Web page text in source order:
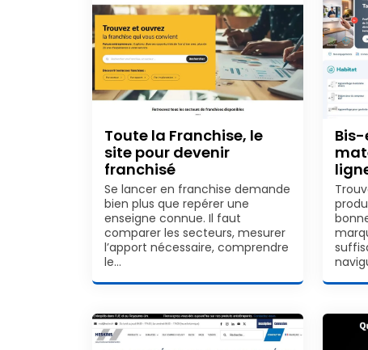
Toute la Franchise, le
site pour devenir
franchisé
Se lancer en franchise demande
bien plus que repérer une
enseigne connue. Il faut
comparer les secteurs, mesurer
l’apport nécessaire, comprendre
le…